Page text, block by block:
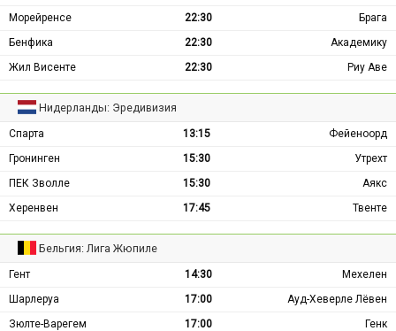
Морейренсе
22:30
Брага
Бенфика
22:30
Академику
Жил Висенте
22:30 Риу Аве
Нидерланды: Эредивизия
Спарта 13:15
Фейеноорд
Гронинген
15:30
Утрехт
ПЕК Зволле
15:30
Аякс
Херенвен
17:45 Твенте
Бельгия: Лига Жюпиле
Гент 14:30
Мехелен
Шарлеруа
17:00
Ауд-Хеверле Лёвен
Зюлте-Варегем
17:00
Генк